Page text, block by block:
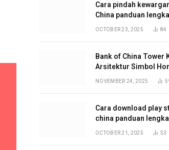
Cara pindah
China panduan
OCTOBER 23, 2025 84
Bank of China Tower
Arsitektur Simbol
NOVEMBER 24, 2025
Cara download play
china panduan
OCTOBER 21, 2025 53